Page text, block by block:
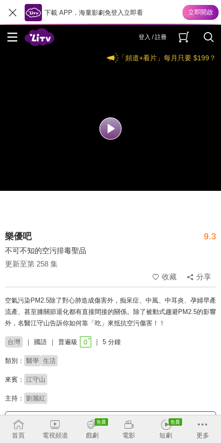
下載 APP，海量影劇免登入立即看
登入 / 註冊
「頻道+看片」每月只要 $199？
樂優吧 9.3
不可不知的空污排毒聖品
更新至第 258 集
收藏
分享
空氣污染PM2.5除了對心肺造成傷害外，痴呆症、中風、中耳炎、孕婦早產
流產、甚至膝關節退化都有直接間接的關係。除了被動式趨避PM2.5的影響
外，名醫江守山告訴你如何靠「吃」來抵抗空污傷害！！
台灣 國語 普遍級 5 分鐘
類別： 醫學 生活
來賓： 江守山
主持： 劉麗紅
收回
首頁
電視頻道 戲劇 電影 短劇 更多